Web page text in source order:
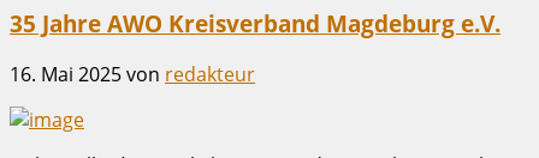
35 Jahre AWO Kreisverband Magdeburg e.V.
16. Mai 2025von redakteur